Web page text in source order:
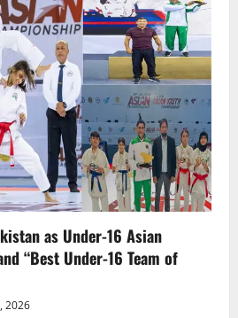
as Under-16 Asian
“Best Under-16 Team of
2026